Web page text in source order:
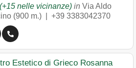
(+15 nelle vicinanze) in Via Aldo
(900 m.) | +39 3383042370
Estetico di Grieco Rosanna